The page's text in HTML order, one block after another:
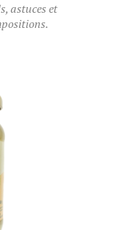
astuces et